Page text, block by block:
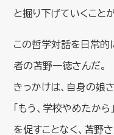
と掘り下げていくこと
この哲学対話を日常的
者の苫野一徳さんだ。
きっかけは、自身の娘
「もう、学校やめたか
を促すことなく、苫野